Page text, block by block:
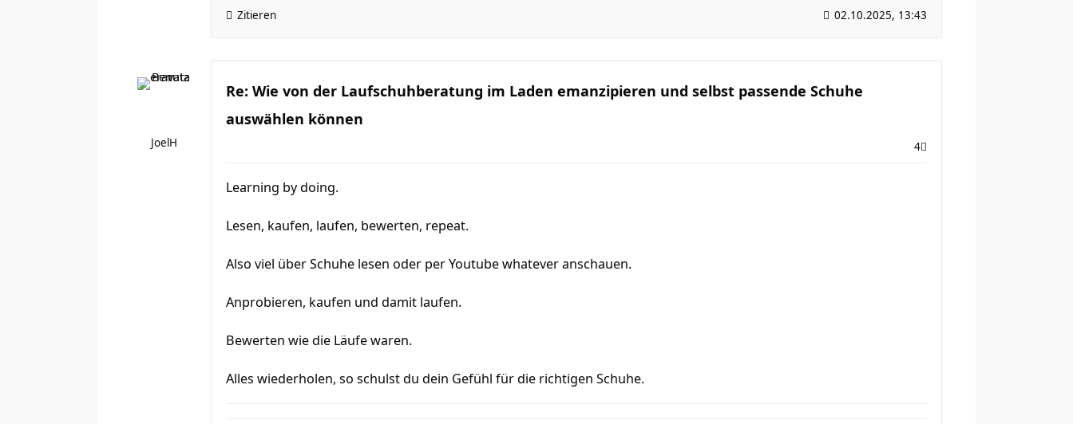
Zitieren 02.10.2025, 13:43
JoelH
Re: Wie von der Laufschuhberatung im Laden emanzipieren und selbst passende Schuhe
auswählen können
4
Learning by doing.
Lesen, kaufen, laufen, bewerten, repeat.
Also viel über Schuhe lesen oder per Youtube whatever anschauen.
Anprobieren, kaufen und damit laufen.
Bewerten wie die Läufe waren.
Alles wiederholen, so schulst du dein Gefühl für die richtigen Schuhe.